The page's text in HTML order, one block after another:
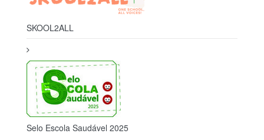
SKOOL2ALL
Selo Escola Saudável 2025